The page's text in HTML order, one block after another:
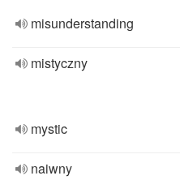
misunderstanding
mistyczny
mystic
naiwny